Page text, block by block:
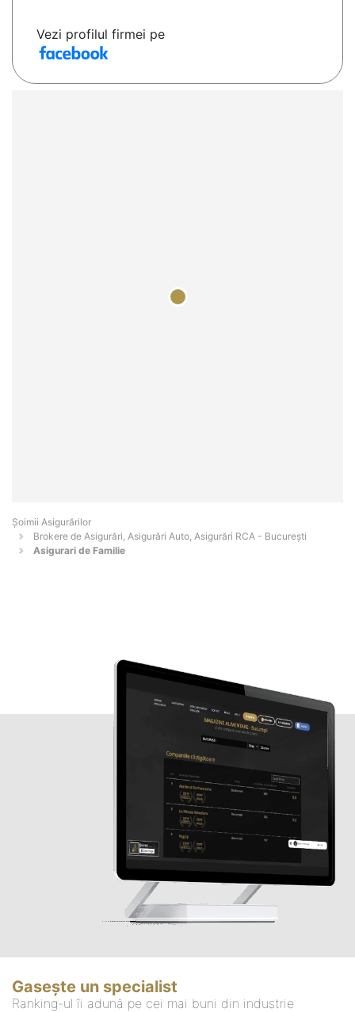
Vezi profilul firmei pe
Șoimii Asigurărilor
Brokere de Asigurări, Asigurări Auto, Asigurări RCA - Bucureşti
Asigurari de Familie
Gasește un specialist
Ranking-ul îi adună pe cei mai buni din industrie